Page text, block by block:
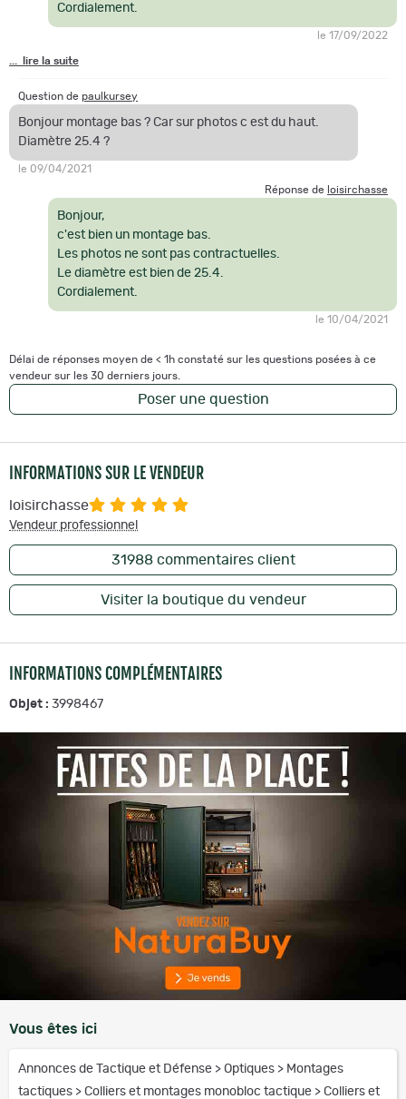
Cordialement.
le 17/09/2022
... lire la suite
Question de paulkursey
Bonjour montage bas ? Car sur photos c est du haut.
Diamètre 25.4 ?
le 09/04/2021
Réponse de loisirchasse
Bonjour,
c'est bien un montage bas.
Les photos ne sont pas contractuelles.
Le diamètre est bien de 25.4.
Cordialement.
le 10/04/2021
Délai de réponses moyen de < 1h constaté sur les questions posées à ce
vendeur sur les 30 derniers jours.
Poser une question
INFORMATIONS SUR LE VENDEUR
loisirchasse
Vendeur professionnel
31988commentaires client
Visiter la boutique du vendeur
INFORMATIONS COMPLÉMENTAIRES
Objet : 3998467
Vous êtes ici
Annonces de Tactique et Défense > Optiques > Montages
tactiques > Colliers et montages monobloc tactique > Colliers et